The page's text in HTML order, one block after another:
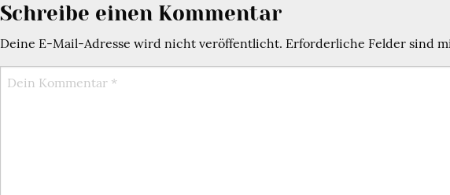
Schreibe einen Kommentar
Deine E-Mail-Adresse wird nicht veröffentlicht. Erforderliche Felder sind